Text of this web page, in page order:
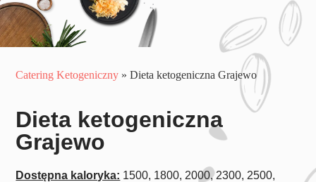
Catering Ketogeniczny »Dieta ketogeniczna Grajewo
Dieta ketogeniczna
Grajewo
Dostępna kaloryka: 1500, 1800, 2000, 2300, 2500,